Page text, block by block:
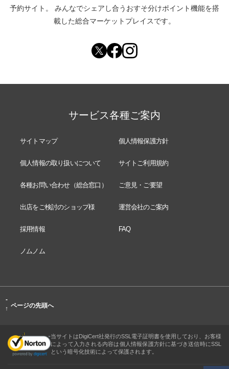
予約サイト。
みんなでシェアし合う おすそ分けポイント機能を搭
載した総合マーケットプレイスです。
サービス各種ご案内
サイトマップ 個人情報保護方針
個人情報の取り扱いについて サイトご利用規約
各種お問い合わせ（総合窓口） ご意見・ご要望
出店をご検討のショップ様 運営会社のご案内
採用情報 FAQ
ノムノム
-
↑ ページの先頭へ
当サイトはDigiCert社発行のSSL電子証明書を使用しており、お客様
によって入力される内容は個人情報保護方針に基づき送信時にSSL
という暗号化技術によって保護されます。